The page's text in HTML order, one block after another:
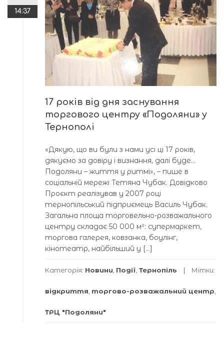
14:37
17 років від дня заснування
торгового центру «Подоляни» у
Тернополі
«Дякую, що ви були з нами усі ці 17 років,
дякуємо за довіру і визнання, далі буде…
Подоляни – життя у ритмі», – пише в
соціальній мережі Тетяна Чубак. Довідково
Проєкт реалізував у 2007 році
тернопільський підприємець Василь Чубак.
Загальна площа торговельно-розважального
центру складає 50 000 м²: супермаркет,
торгова галерея, ковзанка, боулінг,
кінотеатр, найбільший у […]
Категорія: Новини Події Тернопіль Мітки:
відкриття торгово-розважальний центр
ТРЦ "Подоляни"